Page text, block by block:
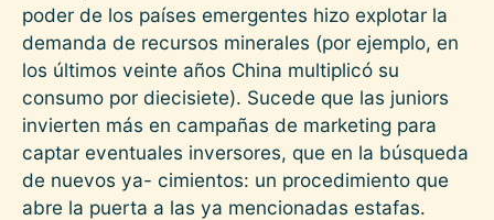
poder de los países emergentes hizo explotar la
demanda de recursos minerales (por ejemplo, en
los últimos veinte años China multiplicó su
consumo por diecisiete). Sucede que las juniors
invierten más en campañas de marketing para
captar eventuales inversores, que en la búsqueda
de nuevos ya- cimientos: un procedimiento que
abre la puerta a las ya mencionadas estafas.